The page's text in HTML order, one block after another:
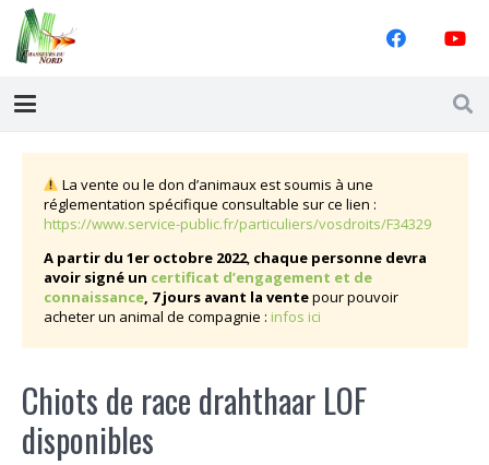
La vente ou le don d’animaux est soumis à une
réglementation spécifique consultable sur ce lien :
https://www.service-public.fr/particuliers/vosdroits/F34329
A partir du 1er octobre 2022, chaque personne devra
avoir signé un certificat d’engagement et de
connaissance, 7 jours avant la ventepour pouvoir
acheter un animal de compagnie : infos ici
Chiots de race drahthaar LOF
disponibles